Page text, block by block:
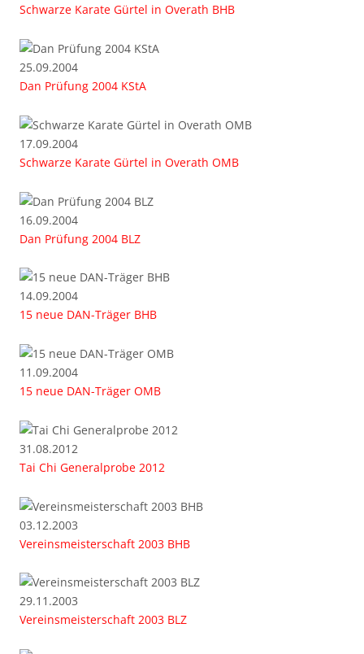
Schwarze Karate Gürtel in Overath BHB
25.09.2004
Dan Prüfung 2004 KStA
17.09.2004
Schwarze Karate Gürtel in Overath OMB
16.09.2004
Dan Prüfung 2004 BLZ
14.09.2004
15 neue DAN-Träger BHB
11.09.2004
15 neue DAN-Träger OMB
31.08.2012
Tai Chi Generalprobe 2012
03.12.2003
Vereinsmeisterschaft 2003 BHB
29.11.2003
Vereinsmeisterschaft 2003 BLZ